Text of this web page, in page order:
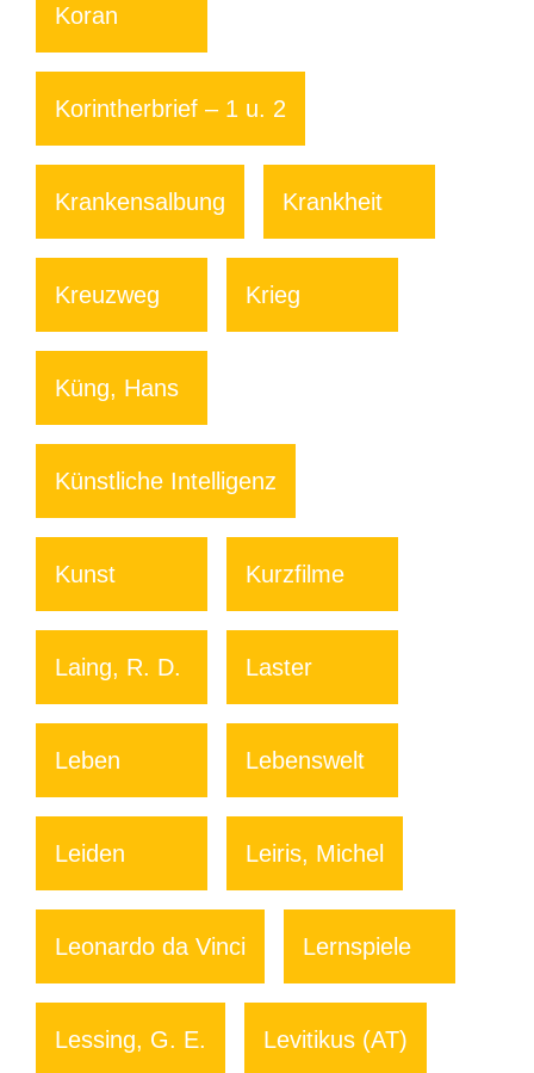
Koran
Korintherbrief – 1 u. 2
Krankensalbung Krankheit
Kreuzweg Krieg
Küng, Hans
Künstliche Intelligenz
Kunst Kurzfilme
Laing, R. D. Laster
Leben Lebenswelt
Leiden Leiris, Michel
Leonardo da Vinci Lernspiele
Lessing, G. E. Levitikus (AT)